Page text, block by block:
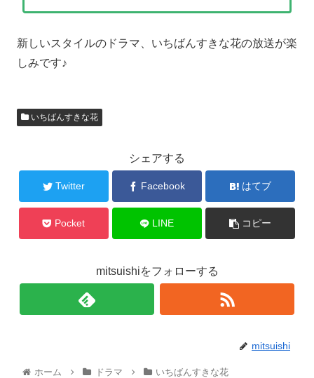
新しいスタイルのドラマ、いちばんすきな花の放送が楽
しみです♪
いちばんすきな花
シェアする
Twitter Facebook はてブ
Pocket LINE コピー
mitsuishiをフォローする
mitsuishi
ホーム ドラマ いちばんすきな花